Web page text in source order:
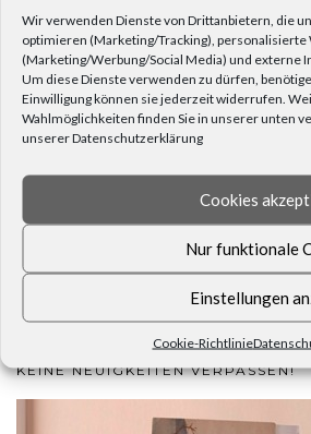
Wir verwenden Dienste von Drittanbietern, die
optimieren (Marketing/Tracking), personalisierte
(Marketing/Werbung/Social Media) und externe
Um diese Dienste verwenden zu dürfen,
Einwilligung können sie jederzeit widerrufen.
Wahlmöglichkeiten finden Sie in unserer unten
unserer Datenschutzerklärung
Cookies
Nur funktionale
Einstellungen
Cookie-Richtlinie
Dann schreiben Sie uns. Unser Kundenservice
KEINE NEUIGKEITEN VERPASSEN!